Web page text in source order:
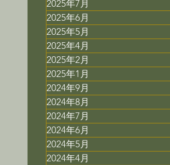
2025年7月
2025年6月
2025年5月
2025年4月
2025年2月
2025年1月
2024年9月
2024年8月
2024年7月
2024年6月
2024年5月
2024年4月